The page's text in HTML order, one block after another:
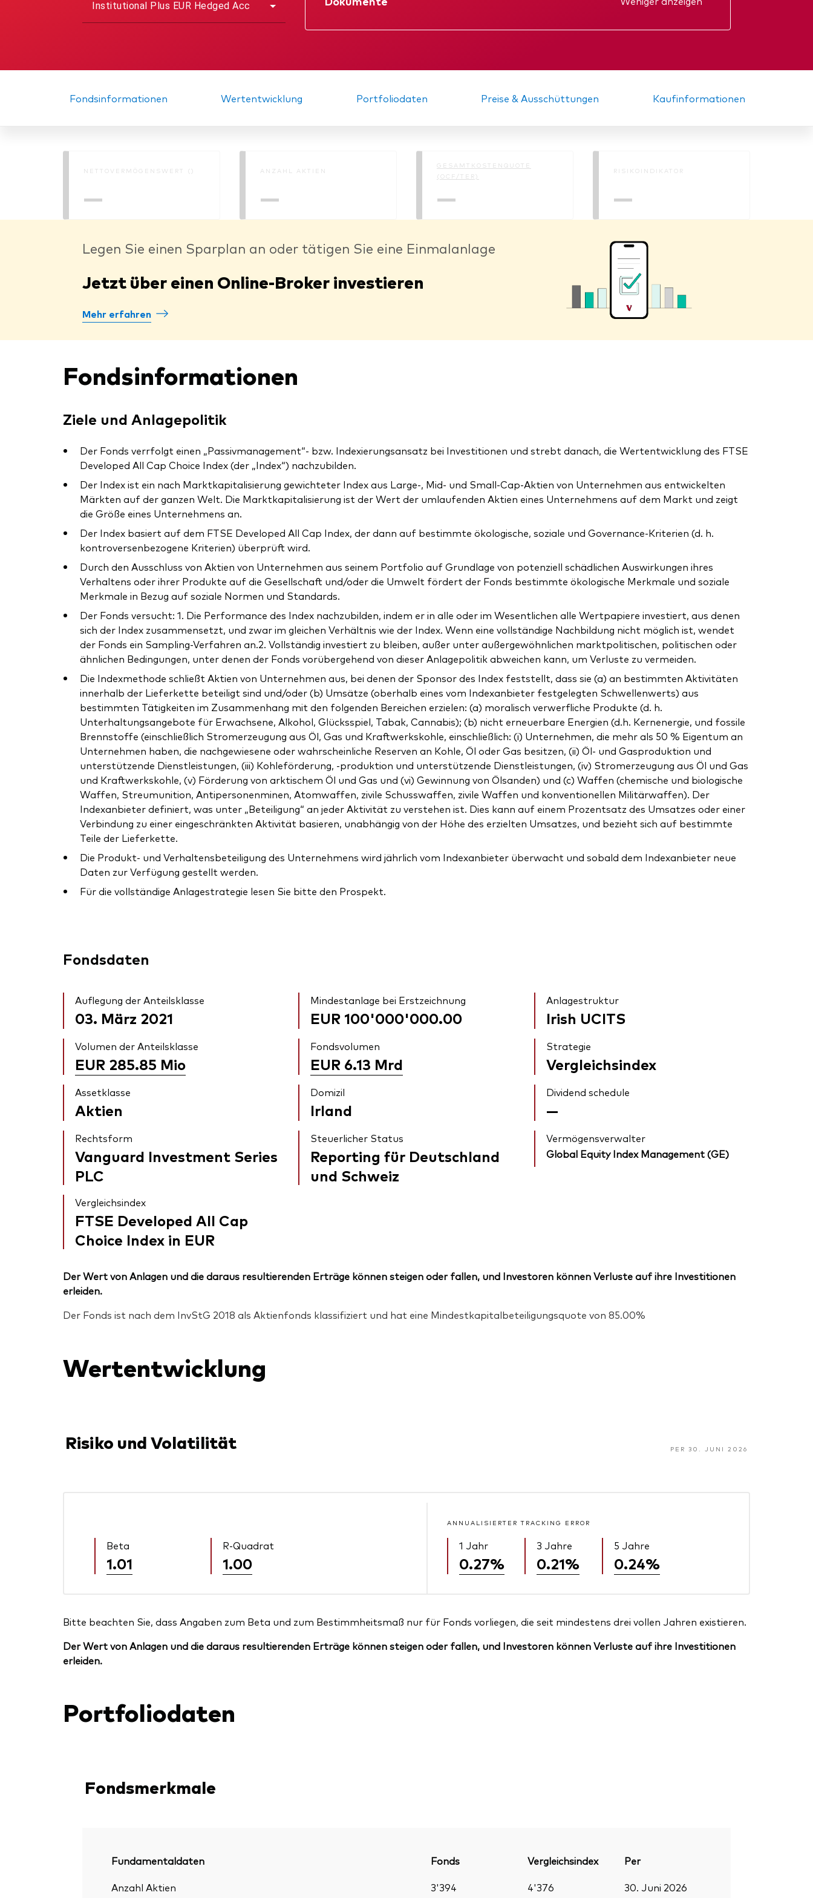
Institutional Plus EUR Hedged Acc
Datenblatt
Verkaufsprospekt
Jahresbericht
Fondsinformationen Wertentwicklung Portfoliodaten Preise & Ausschüttungen Kaufinformationen
NETTOVERMÖGENSWERT ()
—
ANZAHL AKTIEN
—
GESAMTKOSTENQUOTE
(OCF/TER)
—
RISIKOINDIKATOR
—
Legen Sie einen Sparplan an oder tätigen Sie eine Einmalanlage
Jetzt über einen Online-Broker investieren
Mehr erfahren
Fondsinformationen
Ziele und Anlagepolitik
Der Fonds verrfolgt einen „Passivmanagement“- bzw. Indexierungsansatz bei Investitionen und strebt danach, die Wertentwicklung des FTSE
Developed All Cap Choice Index (der „Index“) nachzubilden.
Der Index ist ein nach Marktkapitalisierung gewichteter Index aus Large-, Mid- und Small-Cap-Aktien von Unternehmen aus entwickelten
Märkten auf der ganzen Welt. Die Marktkapitalisierung ist der Wert der umlaufenden Aktien eines Unternehmens auf dem Markt und zeigt
die Größe eines Unternehmens an.
Der Index basiert auf dem FTSE Developed All Cap Index, der dann auf bestimmte ökologische, soziale und Governance-Kriterien (d. h.
kontroversenbezogene Kriterien) überprüft wird.
Durch den Ausschluss von Aktien von Unternehmen aus seinem Portfolio auf Grundlage von potenziell schädlichen Auswirkungen ihres
Verhaltens oder ihrer Produkte auf die Gesellschaft und/oder die Umwelt fördert der Fonds bestimmte ökologische Merkmale und soziale
Merkmale in Bezug auf soziale Normen und Standards.
Der Fonds versucht: 1. Die Performance des Index nachzubilden, indem er in alle oder im Wesentlichen alle Wertpapiere investiert, aus denen
sich der Index zusammensetzt, und zwar im gleichen Verhältnis wie der Index. Wenn eine vollständige Nachbildung nicht möglich ist, wendet
der Fonds ein Sampling-Verfahren an.2. Vollständig investiert zu bleiben, außer unter außergewöhnlichen marktpolitischen, politischen oder
ähnlichen Bedingungen, unter denen der Fonds vorübergehend von dieser Anlagepolitik abweichen kann, um Verluste zu vermeiden.
Die Indexmethode schließt Aktien von Unternehmen aus, bei denen der Sponsor des Index feststellt, dass sie (a) an bestimmten Aktivitäten
innerhalb der Lieferkette beteiligt sind und/oder (b) Umsätze (oberhalb eines vom Indexanbieter festgelegten Schwellenwerts) aus
bestimmten Tätigkeiten im Zusammenhang mit den folgenden Bereichen erzielen: (a) moralisch verwerfliche Produkte (d. h.
Unterhaltungsangebote für Erwachsene, Alkohol, Glücksspiel, Tabak, Cannabis); (b) nicht erneuerbare Energien (d.h. Kernenergie, und fossile
Brennstoffe (einschließlich Stromerzeugung aus Öl, Gas und Kraftwerkskohle, einschließlich: (i) Unternehmen, die mehr als 50 % Eigentum an
Unternehmen haben, die nachgewiesene oder wahrscheinliche Reserven an Kohle, Öl oder Gas besitzen, (ii) Öl- und Gasproduktion und
unterstützende Dienstleistungen, (iii) Kohleförderung, -produktion und unterstützende Dienstleistungen, (iv) Stromerzeugung aus Öl und Gas
und Kraftwerkskohle, (v) Förderung von arktischem Öl und Gas und (vi) Gewinnung von Ölsanden) und (c) Waffen (chemische und biologische
Waffen, Streumunition, Antipersonenminen, Atomwaffen, zivile Schusswaffen, zivile Waffen und konventionellen Militärwaffen). Der
Indexanbieter definiert, was unter „Beteiligung“ an jeder Aktivität zu verstehen ist. Dies kann auf einem Prozentsatz des Umsatzes oder einer
Verbindung zu einer eingeschränkten Aktivität basieren, unabhängig von der Höhe des erzielten Umsatzes, und bezieht sich auf bestimmte
Teile der Lieferkette.
Die Produkt- und Verhaltensbeteiligung des Unternehmens wird jährlich vom Indexanbieter überwacht und sobald dem Indexanbieter neue
Daten zur Verfügung gestellt werden.
Für die vollständige Anlagestrategie lesen Sie bitte den Prospekt.
Fondsdaten
Auflegung der Anteilsklasse
03. März 2021
Mindestanlage bei Erstzeichnung
EUR 100'000'000.00
Anlagestruktur
Irish UCITS
Volumen der Anteilsklasse
EUR 285.85 Mio
Fondsvolumen
EUR 6.13 Mrd
Strategie
Vergleichsindex
Assetklasse
Aktien
Domizil
Irland
Dividend schedule
—
Rechtsform
Vanguard Investment Series
PLC
Steuerlicher Status
Reporting für Deutschland
und Schweiz
Vermögensverwalter
Global Equity Index Management (GE)
Vergleichsindex
FTSE Developed All Cap
Choice Index in EUR
Der Wert von Anlagen und die daraus resultierenden Erträge können steigen oder fallen, und Investoren können Verluste auf ihre Investitionen
erleiden.
Der Fonds ist nach dem InvStG 2018 als Aktienfonds klassifiziert und hat eine Mindestkapitalbeteiligungsquote von 85.00%
Wertentwicklung
Risiko und Volatilität PER 30. JUNI 2026
Beta
1.01
R-Quadrat
1.00
ANNUALISIERTER TRACKING ERROR
1 Jahr
0.27%
3 Jahre
0.21%
5 Jahre
0.24%
Bitte beachten Sie, dass Angaben zum Beta und zum Bestimmheitsmaß nur für Fonds vorliegen, die seit mindestens drei vollen Jahren existieren.
Der Wert von Anlagen und die daraus resultierenden Erträge können steigen oder fallen, und Investoren können Verluste auf ihre Investitionen
erleiden.
Portfoliodaten
Fondsmerkmale
Fundamentaldaten Fonds Vergleichsindex
Per
Anzahl Aktien
3'394 4'376 30. Juni 2026